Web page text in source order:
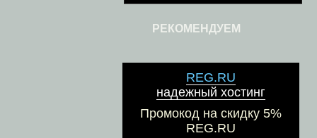
РЕКОМЕНДУЕМ
REG.RU
надежный хостинг
Промокод на скидку 5%
REG.RU